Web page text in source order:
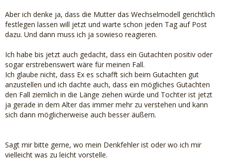
Aber ich denke ja, dass die Mutter das Wechselmodell gerichtlich
festlegen lassen will jetzt und warte schon jeden Tag auf Post
dazu. Und dann muss ich ja sowieso reagieren.
Ich habe bis jetzt auch gedacht, dass ein Gutachten positiv oder
sogar erstrebenswert wäre für meinen Fall.
Ich glaube nicht, dass Ex es schafft sich beim Gutachten gut
anzustellen und ich dachte auch, dass ein mögliches Gutachten
den Fall ziemlich in die Länge ziehen würde und Tochter ist jetzt
ja gerade in dem Alter das immer mehr zu verstehen und kann
sich dann möglicherweise auch besser äußern.
Sagt mir bitte gerne, wo mein Denkfehler ist oder wo ich mir
vielleicht was zu leicht vorstelle.